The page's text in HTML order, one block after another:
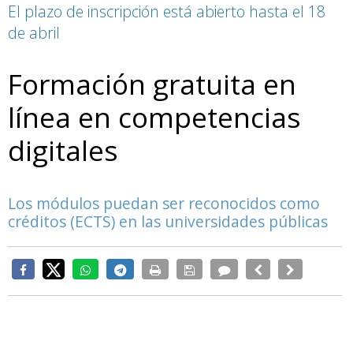
El plazo de inscripción está abierto hasta el 18
de abril
Formación gratuita en
línea en competencias
digitales
Los módulos puedan ser reconocidos como
créditos (ECTS) en las universidades públicas